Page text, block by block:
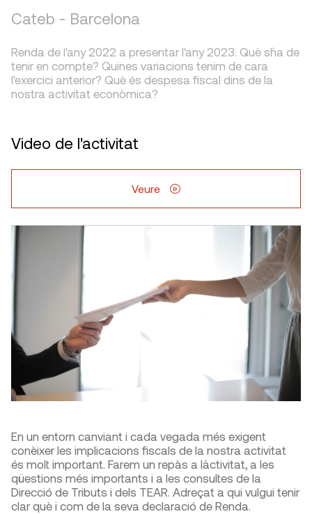
Cateb - Barcelona
Renda de l'any 2022 a presentar l'any 2023. Què s´ha de
tenir en compte? Quines variacions tenim de cara
l'exercici anterior? Què és despesa fiscal dins de la
nostra activitat econòmica?
Video de l'activitat
Veure
En un entorn canviant i cada vegada més exigent
conèixer les implicacions fiscals de la nostra activitat
és molt important. Farem un repàs a l´activitat, a les
qüestions més importants i a les consultes de la
Direcció de Tributs i dels TEAR. Adreçat a qui vulgui tenir
clar què i com de la seva declaració de Renda.